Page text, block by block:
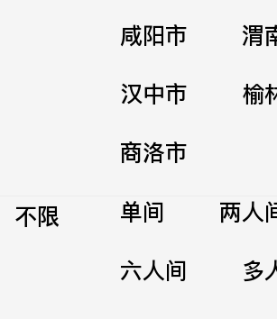
咸阳市
渭
汉中市
榆
商洛市
不限 单间
两人
六人间
多